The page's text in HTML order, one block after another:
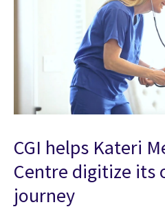
CGI helps Kateri
Centre digitize its
journey